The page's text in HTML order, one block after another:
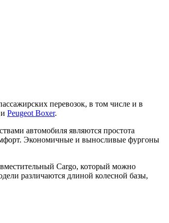
перевозок, в том числе и в
Peugeot Boxer.
автомобиля являются простота
Экономичные и выносливые фургоны
Cargo, который можно
различаются длиной колесной базы,